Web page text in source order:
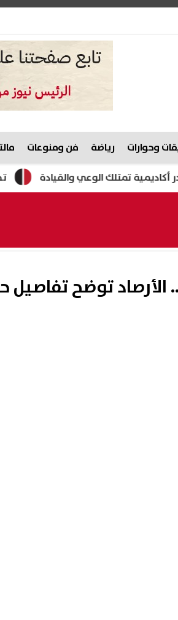
وحوارات رياضة فن ومنوعات
تحرك تمتلك الوعي والقيادة
توضح تفاصيل